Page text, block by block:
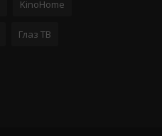
KinoHome
Глаз ТВ